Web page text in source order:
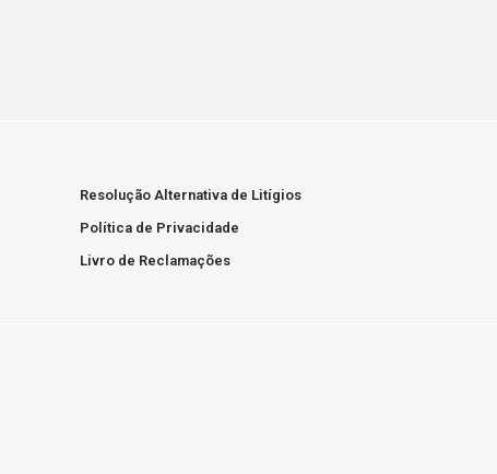
Resolução Alternativa de Litígios
Política de Privacidade
Livro de Reclamações